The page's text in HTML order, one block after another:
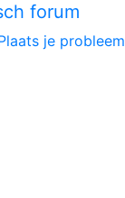
je probleem